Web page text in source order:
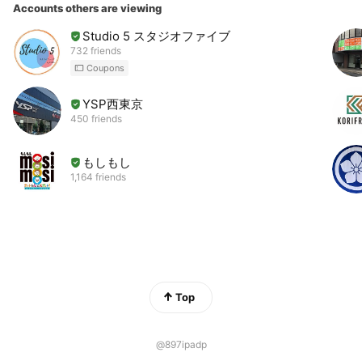
Accounts others are viewing
Studio 5 スタジオファイブ
732 friends
Coupons
YSP西東京
450 friends
もしもし
1,164 friends
Top
@897ipadp